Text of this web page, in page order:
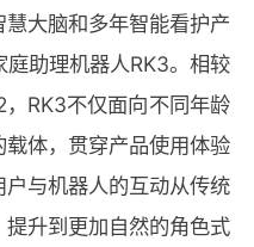
大脑和多年智能看护产
助理机器人RK3。相较
RK3不仅面向不同年龄
体，贯穿产品使用体验
与机器人的互动从传统
升到更加自然的角色式